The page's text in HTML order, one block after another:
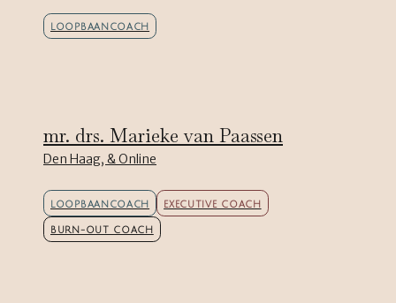
LOOPBAANCOACH
mr. drs. Marieke van Paassen
Den Haag, & Online
LOOPBAANCOACH EXECUTIVE COACH
BURN-OUT COACH